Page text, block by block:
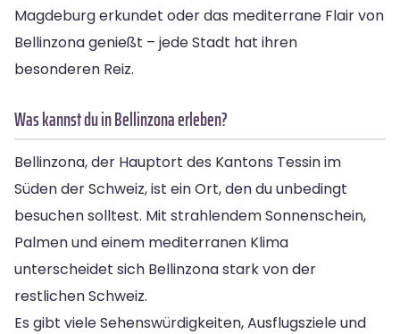
Magdeburg erkundet oder das mediterrane Flair von
Bellinzona genießt – jede Stadt hat ihren
besonderen Reiz.
Was kannst du in Bellinzona erleben?
Bellinzona, der Hauptort des Kantons Tessin im
Süden der Schweiz, ist ein Ort, den du unbedingt
besuchen solltest. Mit strahlendem Sonnenschein,
Palmen und einem mediterranen Klima
unterscheidet sich Bellinzona stark von der
restlichen Schweiz.
Es gibt viele Sehenswürdigkeiten, Ausflugsziele und